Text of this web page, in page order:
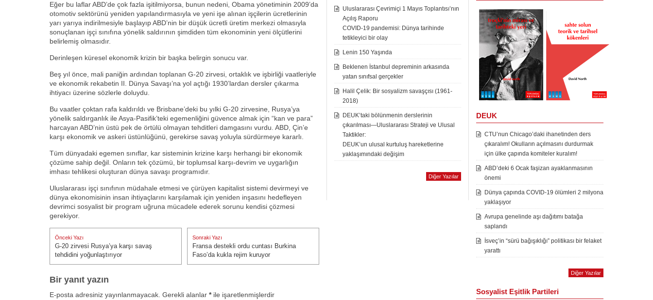
Eğer bu laflar ABD’de çok fazla işitilmiyorsa, bunun nedeni, Obama yönetiminin 2009’da
otomotiv sektörünü yeniden yapılandırmasıyla ve yeni işe alınan işçilerin ücretlerinin
yarı yarıya indirilmesiyle başlayıp ABD’nin bir düşük ücretli üretim merkezi olmasıyla
sonuçlanan işçi sınıfına yönelik saldırının şimdiden tüm ekonominin yeni ölçütlerini
belirlemiş olmasıdır.
Derinleşen küresel ekonomik krizin bir başka belirgin sonucu var.
Beş yıl önce, mali paniğin ardından toplanan G-20 zirvesi, ortaklık ve işbirliği vaatleriyle
ve ekonomik rekabetin II. Dünya Savaşı’na yol açtığı 1930’lardan dersler çıkarma
ihtiyacı üzerine sözlerle doluydu.
Bu vaatler çoktan rafa kaldırıldı ve Brisbane’deki bu yılki G-20 zirvesine, Rusya’ya
yönelik saldırganlık ile Asya-Pasifik’teki egemenliğini güvence almak için “kan ve para”
harcayan ABD’nin üstü pek de örtülü olmayan tehditleri damgasını vurdu. ABD, Çin’e
karşı ekonomik ve askeri üstünlüğünü, gerekirse savaş yoluyla sürdürmeye kararlı.
Tüm dünyadaki egemen sınıflar, kar sisteminin krizine karşı herhangi bir ekonomik
çözüme sahip değil. Onların tek çözümü, bir toplumsal karşı-devrim ve uygarlığın
imhası tehlikesi oluşturan dünya savaşı programıdır.
Uluslararası işçi sınıfının müdahale etmesi ve çürüyen kapitalist sistemi devirmeyi ve
dünya ekonomisinin insan ihtiyaçlarını karşılamak için yeniden inşasını hedefleyen
devrimci sosyalist bir program uğruna mücadele ederek sorunu kendisi çözmesi
gerekiyor.
Yazı
gezinmesi
Önceki Yazı
Önceki Yazı:
G-20 zirvesi Rusya’ya karşı savaş
tehdidini yoğunlaştırıyor
Sonraki Yazı
Sonraki Yazı:
Fransa destekli ordu cuntası Burkina
Faso’da kukla rejim kuruyor
Bir yanıt yazın
E-posta adresiniz yayınlanmayacak. Gerekli alanlar *ile işaretlenmişlerdir
Uluslararası Çevrimiçi 1 Mayıs Toplantısı’nın
Açılış Raporu
COVID-19 pandemisi: Dünya tarihinde
tetikleyici bir olay
Lenin 150 Yaşında
Beklenen İstanbul depreminin arkasında
yatan sınıfsal gerçekler
Halil Çelik: Bir sosyalizm savaşçısı (1961-
2018)
DEUK’taki bölünmenin derslerinin
çıkarılması—Uluslararası Strateji ve Ulusal
Taktikler:
DEUK’un ulusal kurtuluş hareketlerine
yaklaşımındaki değişim
Diğer Yazılar
DEUK
CTU’nun Chicago’daki ihanetinden ders
çıkaralım! Okulların açılmasını durdurmak
için ülke çapında komiteler kuralım!
ABD’deki 6 Ocak faşizan ayaklanmasının
önemi
Dünya çapında COVID-19 ölümleri 2 milyona
yaklaşıyor
Avrupa genelinde aşı dağıtımı batağa
saplandı
İsveç’in “sürü bağışıklığı” politikası bir felaket
yarattı
Diğer Yazılar
Sosyalist Eşitlik Partileri